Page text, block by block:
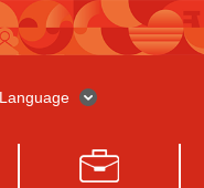
Language